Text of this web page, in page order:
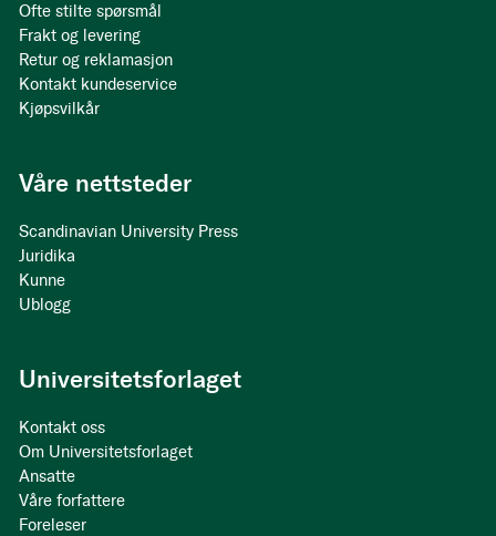
Ofte stilte spørsmål
Frakt og levering
Retur og reklamasjon
Kontakt kundeservice
Kjøpsvilkår
Våre nettsteder
Scandinavian University Press
Juridika
Kunne
Ublogg
Universitetsforlaget
Kontakt oss
Om Universitetsforlaget
Ansatte
Våre forfattere
Foreleser